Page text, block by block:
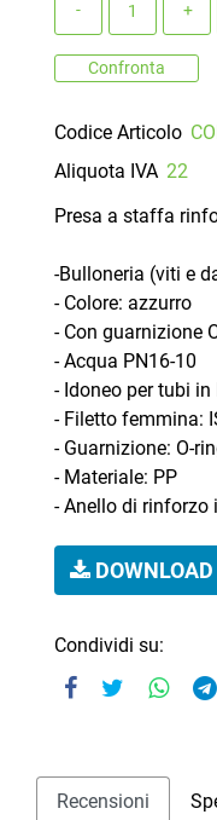
Confronta
Codice Articolo
Aliquota IVA 22
Presa a staffa
-Bulloneria (viti e
- Colore: azzurro
- Con guarnizione
- Acqua PN16-10
- Idoneo per tubi in
- Filetto femmina:
- Guarnizione: O-
- Materiale: PP
- Anello di rinforzo
Condividi su:
Recensioni